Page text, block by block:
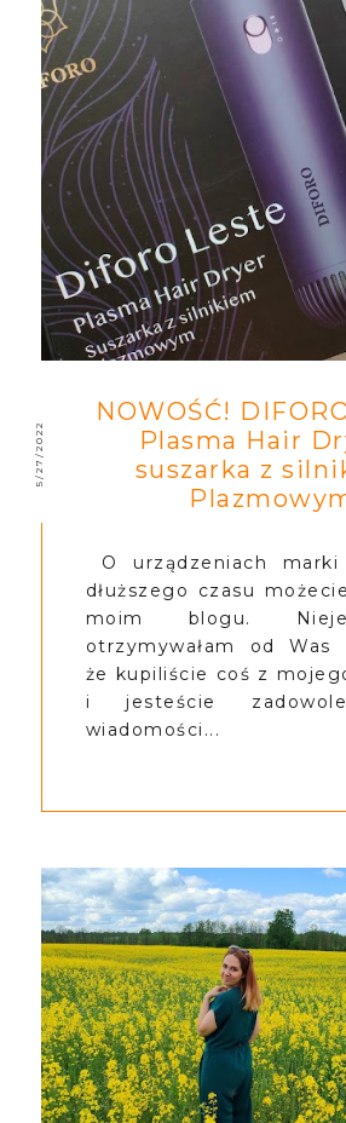
5/27/2022
NOWOŚĆ!
Plasma Hair
suszarka z
O urządzeniach
dłuższego czasu
moim blogu.
otrzymywałam od Was
że kupiliście coś z
i jesteście
wiadomości...